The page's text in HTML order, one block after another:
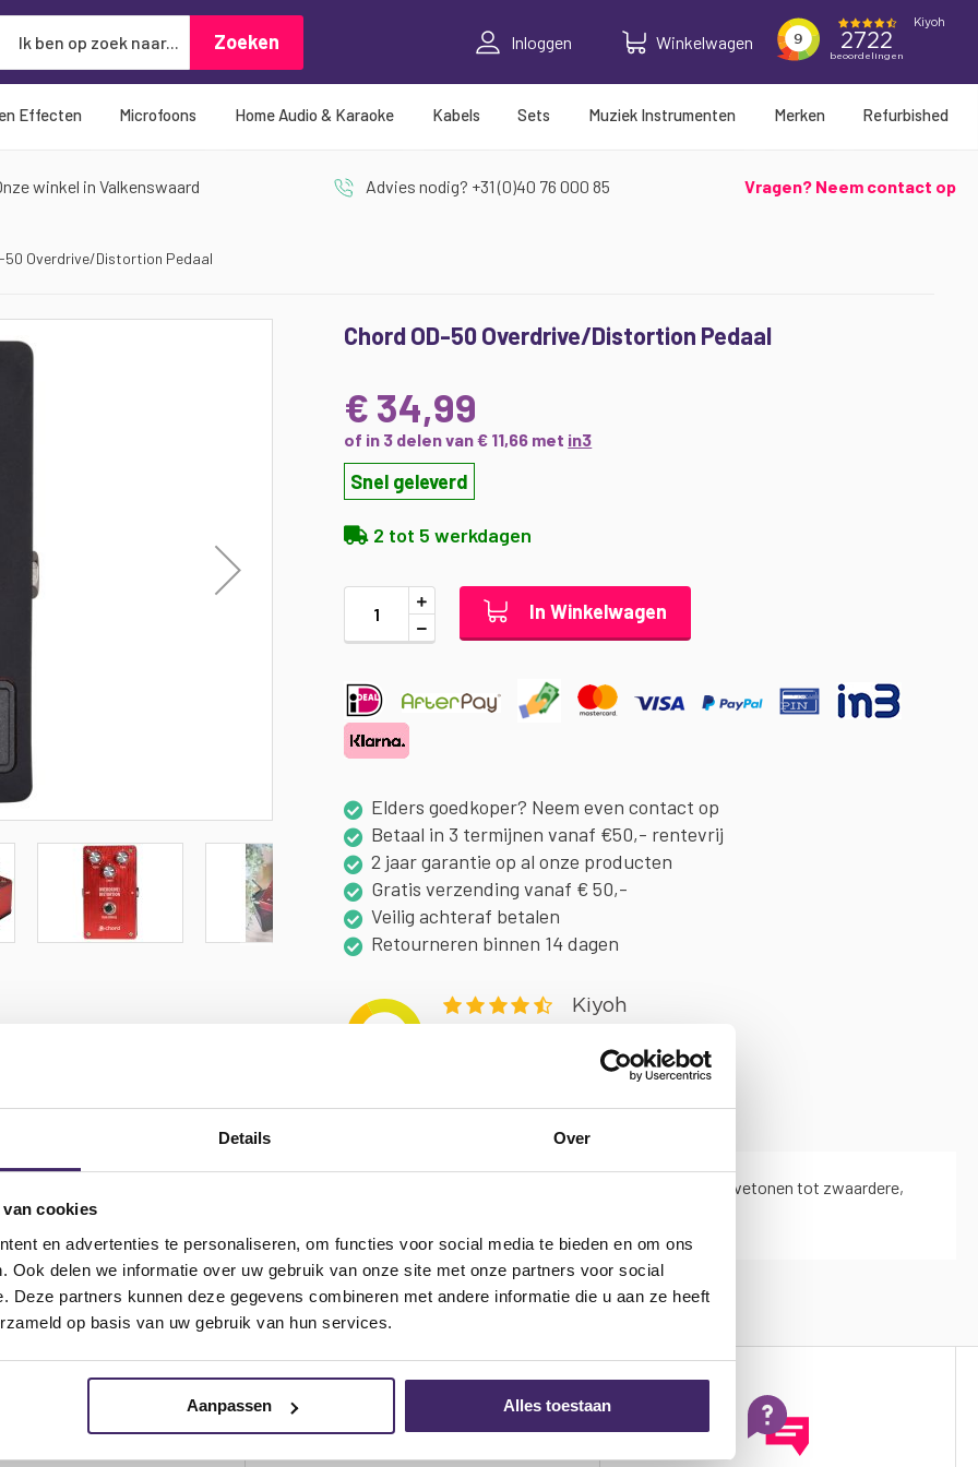
Details Over
cookies
en advertenties te personaliseren, om functies voor social media te bieden en om ons
Ook delen we informatie over uw gebruik van onze site met onze partners voor social
Deze partners kunnen deze gegevens combineren met andere informatie die u aan ze heeft
op basis van uw gebruik van hun services.
Aanpassen Alles toestaan
Zoeken Inloggen Winkelwagen
Effecten Microfoons Home Audio & Karaoke Kabels Sets Muziek Instrumenten Merken Refurbished
winkel in Valkenswaard Advies nodig? +31 (0)40 76 000 85 Vragen? Neem contact op
50 Overdrive/Distortion Pedaal
Chord OD-50 Overdrive/Distortion Pedaal
€ 34,99
of in 3 delen van € 11,66 met in3
Snel geleverd
2 tot 5 werkdagen
In Winkelwagen
Elders goedkoper? Neem even contact op
Betaal in 3 termijnen vanaf €50,- rentevrij
2 jaar garantie op al onze producten
Gratis verzending vanaf € 50,-
Veilig achteraf betalen
Retourneren binnen 14 dagen
GARANTIE & SERVICE
en levelregelaars. Er is een breed scala aan klanken beschikbaar, van natuurlijke en open, milde drivetonen tot zwaardere,
muziekstijlen.